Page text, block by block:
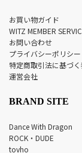
お買い物ガイド
WITZ MEMBER
お問い合わせ
プライバシーポリシー
特定商取引法に基づ
運営会社
BRAND SITE
Dance With Dragon
ROCK・DUDE
tovho